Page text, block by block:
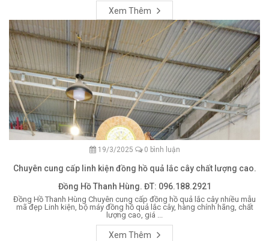
Xem Thêm
19/3/2025 0 bình luận
Chuyên cung cấp linh kiện đồng hồ quả lắc cây chất lượng cao.
Đồng Hồ Thanh Hùng. ĐT: 096.188.2921
Đồng Hồ Thanh Hùng Chuyên cung cấp đồng hồ quả lắc cây nhiều mẫu
mã đẹp Linh kiện, bộ máy đồng hồ quả lắc cây, hàng chính hãng, chất
lượng cao, giá ...
Xem Thêm